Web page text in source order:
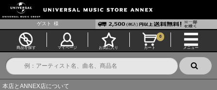
ゲスト 様
商品を探す マイページ お気に入り カート
0
メニュー
本店とANNEX店について